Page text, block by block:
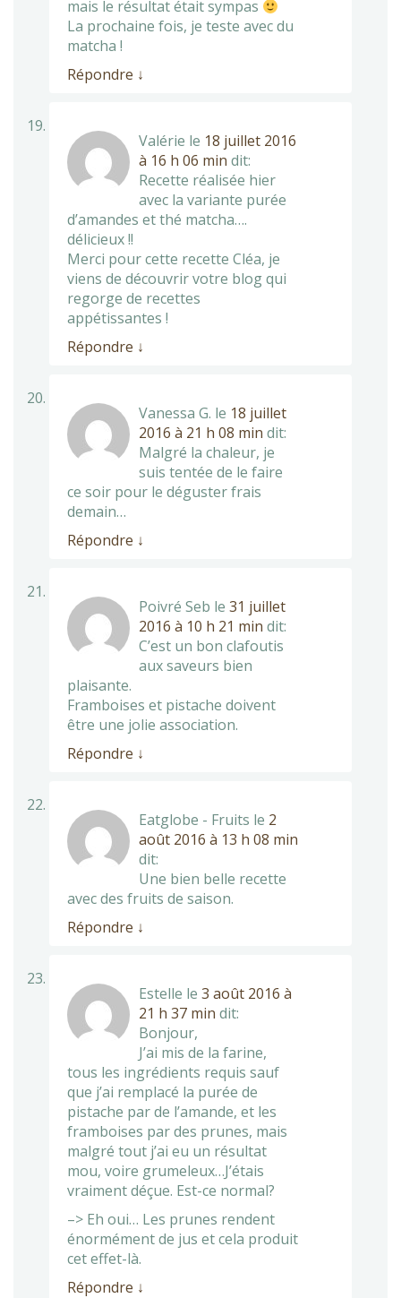
mais le résultat était sympas
La prochaine fois, je teste avec du
matcha !
Répondre ↓
Valérie le 18 juillet 2016
à 16 h 06 min dit:
Recette réalisée hier
avec la variante purée
d’amandes et thé matcha….
délicieux !!
Merci pour cette recette Cléa, je
viens de découvrir votre blog qui
regorge de recettes
appétissantes !
Répondre ↓
Vanessa G. le 18 juillet
2016 à 21 h 08 min dit:
Malgré la chaleur, je
suis tentée de le faire
ce soir pour le déguster frais
demain…
Répondre ↓
Poivré Seb le 31 juillet
2016 à 10 h 21 min dit:
C’est un bon clafoutis
aux saveurs bien
plaisante.
Framboises et pistache doivent
être une jolie association.
Répondre ↓
Eatglobe - Fruits le 2
août 2016 à 13 h 08 min
dit:
Une bien belle recette
avec des fruits de saison.
Répondre ↓
Estelle le 3 août 2016 à
21 h 37 min dit:
Bonjour,
J’ai mis de la farine,
tous les ingrédients requis sauf
que j’ai remplacé la purée de
pistache par de l’amande, et les
framboises par des prunes, mais
malgré tout j’ai eu un résultat
mou, voire grumeleux…J’étais
vraiment déçue. Est-ce normal?
–> Eh oui… Les prunes rendent
énormément de jus et cela produit
cet effet-là.
Répondre ↓